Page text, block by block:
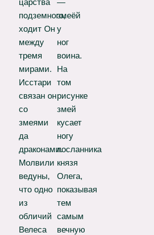
царства
подземного,
ходит Он
между
тремя
мирами.
Исстари
связан он
со
змеями
да
драконами.
Молвили
ведуны,
что одно
из
обличий
Велеса
—
змеёй
у
ног
воина.
На
том
рисунке
змей
кусает
ногу
посланника
князя
Олега,
показывая
тем
самым
вечную